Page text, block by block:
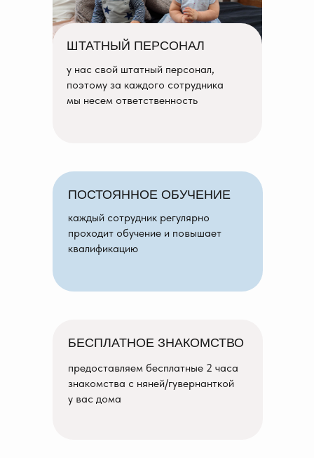
каждый сотрудник регулярно
проходит обучение и повышает
квалификацию
предоставляем бесплатные 2 часа
знакомства с няней/гувернанткой
у вас дома
у нас свой штатный персонал,
поэтому за каждого сотрудника
мы несем ответственность
ПОСТОЯННОЕ ОБУЧЕНИЕ
БЕСПЛАТНОЕ ЗНАКОМСТВО
ШТАТНЫЙ ПЕРСОНАЛ